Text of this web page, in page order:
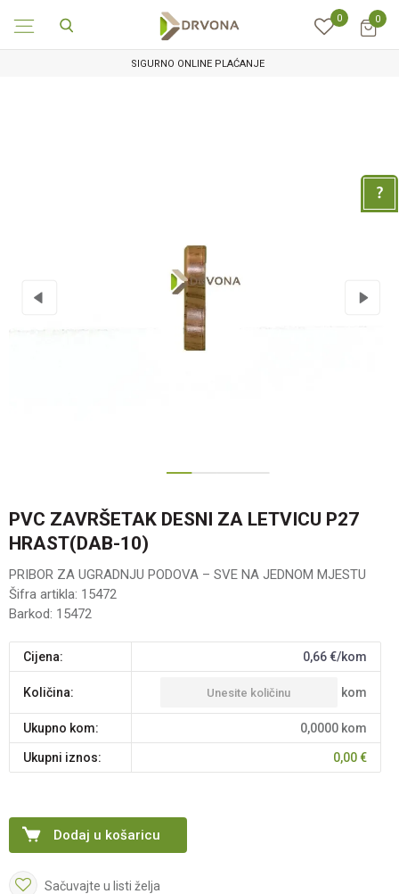
0 0
SIGURNO ONLINE PLAĆANJE
PVC ZAVRŠETAK DESNI ZA LETVICU P27
HRAST(DAB-10)
PRIBOR ZA UGRADNJU PODOVA – SVE NA JEDNOM MJESTU
Šifra artikla: 15472
Barkod: 15472
Cijena: 0,66€/kom
Količina: kom
Ukupno kom: 0,0000 kom
Ukupni iznos: 0,00€
Dodaj u košaricu
Sačuvajte u listi želja